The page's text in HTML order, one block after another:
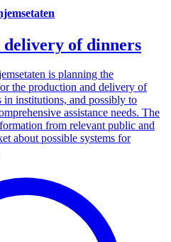
of dinners
is planning the
the production and delivery of
in institutions, and possibly to
assistance needs. The
from relevant public and
about possible systems for